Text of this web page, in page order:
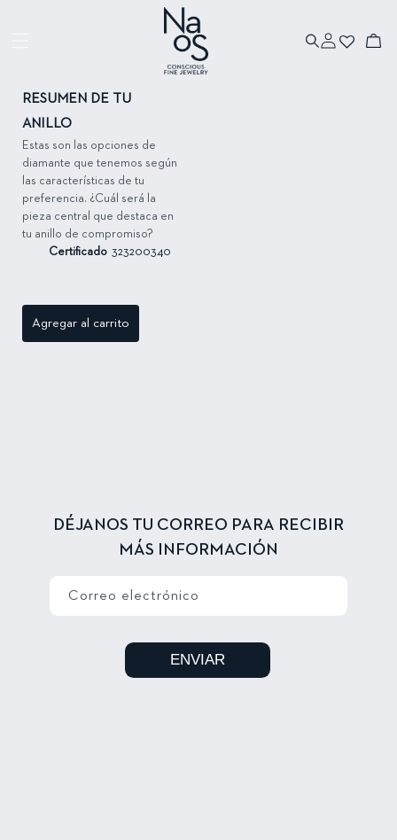
sesión
Carrito
RESUMEN DE TU
ANILLO
Estas son las opciones de
diamante que tenemos según
las características de tu
preferencia. ¿Cuál será la
pieza central que destaca en
tu anillo de compromiso?
Certificado323200340
Agregar al carrito
DÉJANOS TU CORREO PARA RECIBIR
MÁS INFORMACIÓN
Correo electrónico
ENVIAR